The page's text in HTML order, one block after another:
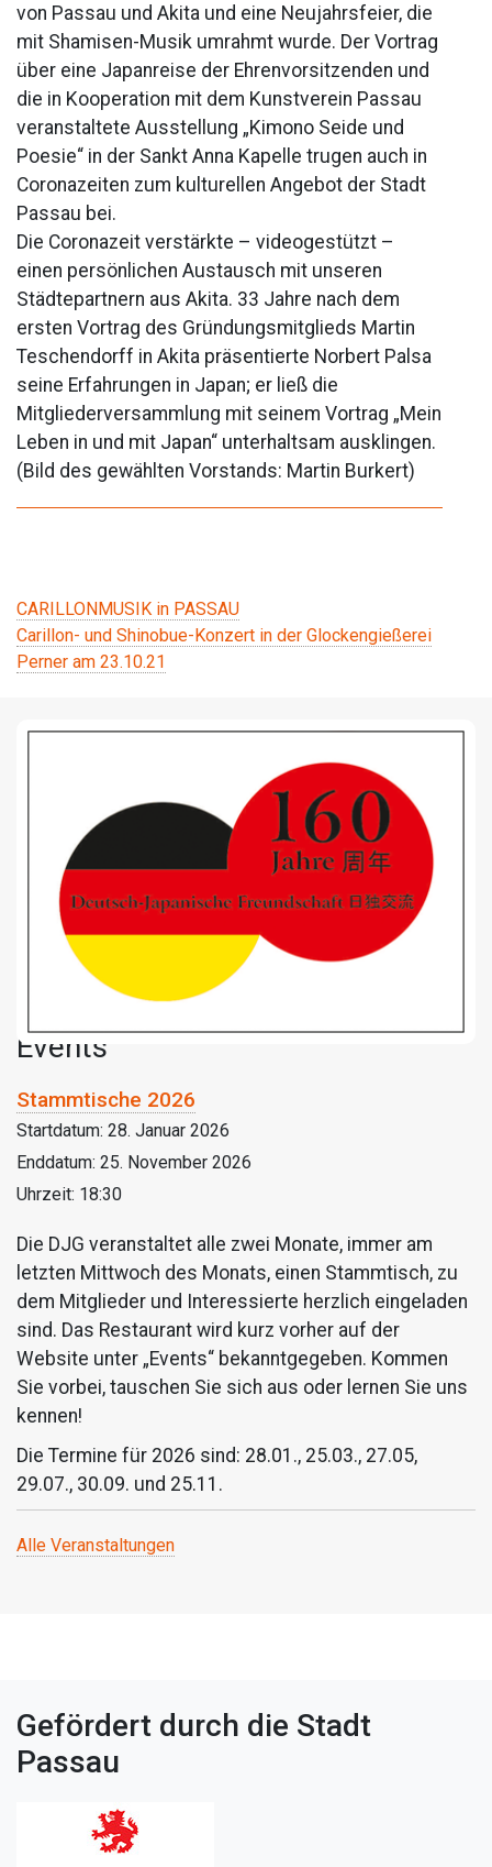
von Passau und Akita und eine Neujahrsfeier, die
mit Shamisen-Musik umrahmt wurde. Der Vortrag
über eine Japanreise der Ehrenvorsitzenden und
die in Kooperation mit dem Kunstverein Passau
veranstaltete Ausstellung „Kimono Seide und
Poesie“ in der Sankt Anna Kapelle trugen auch in
Coronazeiten zum kulturellen Angebot der Stadt
Passau bei.
Die Coronazeit verstärkte – videogestützt –
einen persönlichen Austausch mit unseren
Städtepartnern aus Akita. 33 Jahre nach dem
ersten Vortrag des Gründungsmitglieds Martin
Teschendorff in Akita präsentierte Norbert Palsa
seine Erfahrungen in Japan; er ließ die
Mitgliederversammlung mit seinem Vortrag „Mein
Leben in und mit Japan“ unterhaltsam ausklingen.
(Bild des gewählten Vorstands: Martin Burkert)
Beitragsnavigation
CARILLONMUSIK in PASSAU
Carillon- und Shinobue-Konzert in der Glockengießerei
Perner am 23.10.21
Events
Stammtische 2026
Startdatum: 28. Januar 2026
Enddatum: 25. November 2026
Uhrzeit: 18:30
Die DJG veranstaltet alle zwei Monate, immer am
letzten Mittwoch des Monats, einen Stammtisch, zu
dem Mitglieder und Interessierte herzlich eingeladen
sind. Das Restaurant wird kurz vorher auf der
Website unter „Events“ bekanntgegeben. Kommen
Sie vorbei, tauschen Sie sich aus oder lernen Sie uns
kennen!
Die Termine für 2026 sind: 28.01., 25.03., 27.05,
29.07., 30.09. und 25.11.
Alle Veranstaltungen
Gefördert durch die Stadt
Passau